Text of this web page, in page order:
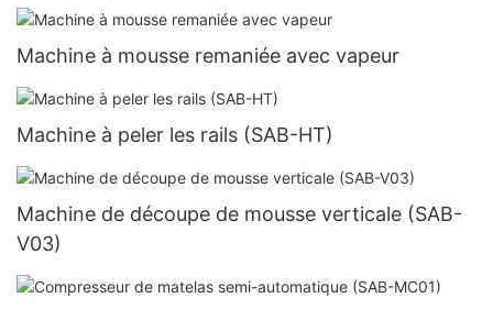
Machine à mousse remaniée avec vapeur
Machine à peler les rails (SAB-HT)
Machine de découpe de mousse verticale (SAB-
V03)